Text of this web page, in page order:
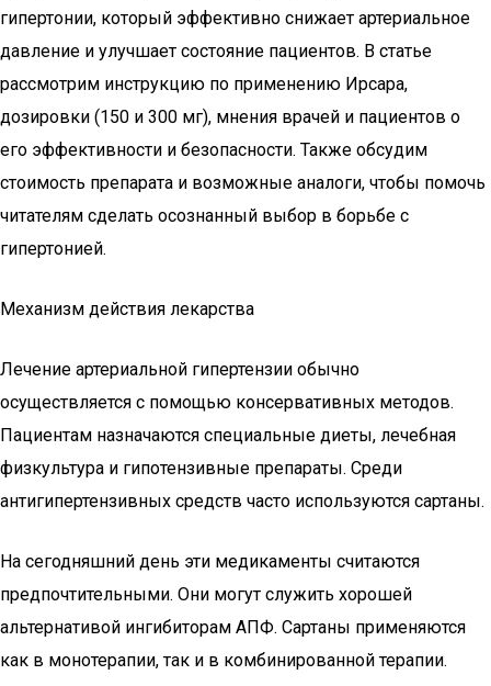
гипертонии, который эффективно снижает артериальное
давление и улучшает состояние пациентов. В статье
рассмотрим инструкцию по применению Ирсара,
дозировки (150 и 300 мг), мнения врачей и пациентов о
его эффективности и безопасности. Также обсудим
стоимость препарата и возможные аналоги, чтобы помочь
читателям сделать осознанный выбор в борьбе с
гипертонией.
Механизм действия лекарства
Лечение артериальной гипертензии обычно
осуществляется с помощью консервативных методов.
Пациентам назначаются специальные диеты, лечебная
физкультура и гипотензивные препараты. Среди
антигипертензивных средств часто используются сартаны.
На сегодняшний день эти медикаменты считаются
предпочтительными. Они могут служить хорошей
альтернативой ингибиторам АПФ. Сартаны применяются
как в монотерапии, так и в комбинированной терапии.